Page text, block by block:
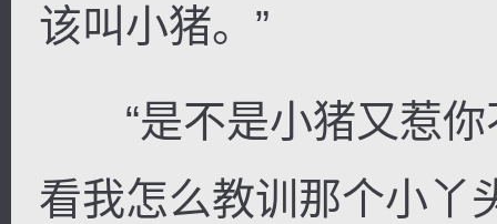
该叫小猪。”
“是不是小猪又惹你
看我怎么教训那个小丫